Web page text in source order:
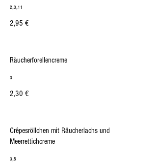
₂,₃,₁₁
2,95 €
Räucherforellencreme
₃
2,30 €
Crêpesröllchen mit Räucherlachs und
Meerrettichcreme
₃,₅